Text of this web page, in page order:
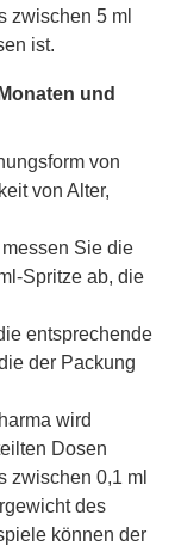
zwischen 5 ml
ist.
und
von
von Alter,
messen Sie die
Spritze ab, die
entsprechende
der Packung
wird
Dosen
zwischen 0,1 ml
des
können der